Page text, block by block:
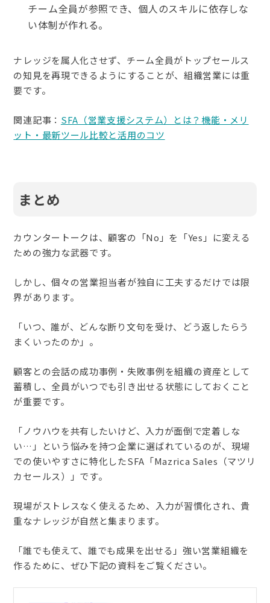
チーム全員が参照でき、個人のスキルに依存しな
い体制が作れる。
ナレッジを属人化させず、チーム全員がトップセールス
の知見を再現できるようにすることが、組織営業には重
要です。
関連記事： SFA（営業支援システム）とは？機能・メリ
ット・最新ツール比較と活用のコツ
まとめ
カウンタートークは、顧客の「No」を「Yes」に変える
ための強力な武器です。
しかし、個々の営業担当者が独自に工夫するだけでは限
界があります。
「いつ、誰が、どんな断り文句を受け、どう返したらう
まくいったのか」。
顧客との会話の成功事例・失敗事例を組織の資産として
蓄積し、全員がいつでも引き出せる状態にしておくこと
が重要です。
「ノウハウを共有したいけど、入力が面倒で定着しな
い…」という悩みを持つ企業に選ばれているのが、現場
での使いやすさに特化したSFA「Mazrica Sales（マツリ
カセールス）」です。
現場がストレスなく使えるため、入力が習慣化され、貴
重なナレッジが自然と集まります。
「誰でも使えて、誰でも成果を出せる」強い営業組織を
作るために、ぜひ下記の資料をご覧ください。